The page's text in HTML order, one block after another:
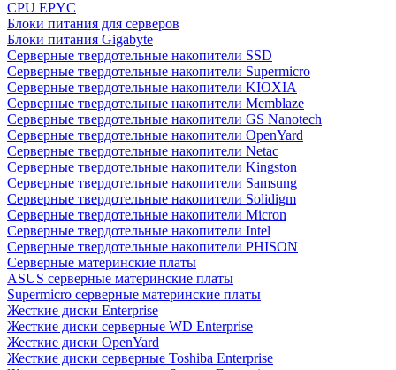
CPU EPYC
Блоки питания для серверов
Блоки питания Gigabyte
Серверные твердотельные накопители SSD
Cерверные твердотельные накопители Supermicro
Cерверные твердотельные накопители KIOXIA
Cерверные твердотельные накопители Memblaze
Cерверные твердотельные накопители GS Nanotech
Серверные твердотельные накопители OpenYard
Серверные твердотельные накопители Netac
Cерверные твердотельные накопители Kingston
Cерверные твердотельные накопители Samsung
Cерверные твердотельные накопители Solidigm
Cерверные твердотельные накопители Micron
Cерверные твердотельные накопители Intel
Cерверные твердотельные накопители PHISON
Серверные материнские платы
ASUS серверные материнские платы
Supermicro серверные материнские платы
Жесткие диски Enterprise
Жесткие диски серверные WD Enterprise
Жесткие диски OpenYard
Жесткие диски серверные Toshiba Enterprise